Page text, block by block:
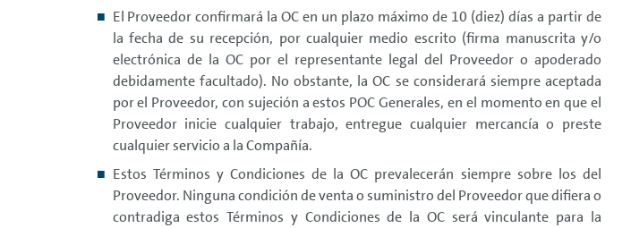
El Proveedor confirmará la OC en un plazo máximo de 10 (diez) días a partir de
la fecha de su recepción, por cualquier medio escrito (firma manuscrita y/o
electrónica de la OC por el representante legal del Proveedor o apoderado
debidamente facultado). No obstante, la OC se considerará siempre aceptada
por el Proveedor, con sujeción a estos POC Generales, en el momento en que el
Proveedor inicie cualquier trabajo, entregue cualquier mercancía o preste
cualquier servicio a la Compañía.
Estos Términos y Condiciones de la OC prevalecerán siempre sobre los del
Proveedor. Ninguna condición de venta o suministro del Proveedor que difiera o
contradiga estos Términos y Condiciones de la OC será vinculante para la